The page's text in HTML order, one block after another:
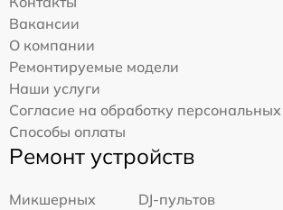
Вакансии
О компании
Ремонтируемые модели
Наши услуги
Согласие на обработку
Способы оплаты
Ремонт устройств
Микшерных
DJ-пультов